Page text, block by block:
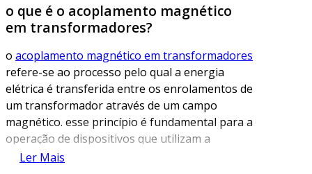
o que é o acoplamento magnético
em transformadores?
o acoplamento magnético em transformadores
refere-se ao processo pelo qual a energia
elétrica é transferida entre os enrolamentos de
um transformador através de um campo
magnético. esse princípio é fundamental para a
operação de dispositivos que utilizam a
transformação de tensão e corrente elétrica.
Ler Mais